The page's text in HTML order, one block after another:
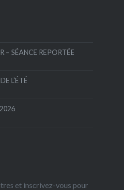
– SÉANCE REPORTÉE
L’ÉTÉ
et inscrivez-vous pour